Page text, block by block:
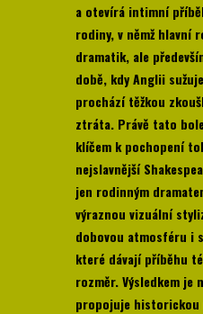
a otevírá intimní
rodiny, v němž hlavní
dramatik, ale
době, kdy Anglii
prochází těžkou
ztráta. Právě tato
klíčem k pochopení
nejslavnější
jen rodinným
výraznou vizuální
dobovou atmosféru i
které dávají příběhu
rozměr. Výsledkem je
propojuje historickou